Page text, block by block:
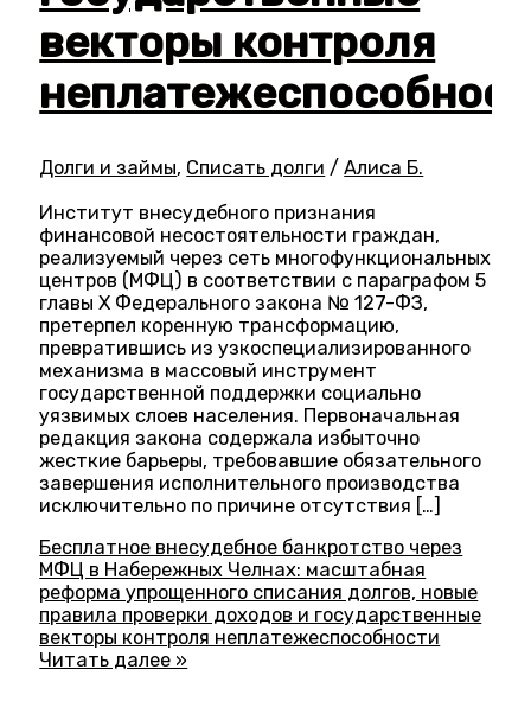
векторы контроля
Долги и займы, Списать долги /Алиса Б.
Институт внесудебного признания
финансовой несостоятельности граждан,
реализуемый через сеть многофункциональных
центров (МФЦ) в соответствии с параграфом 5
главы X Федерального закона № 127-ФЗ,
претерпел коренную трансформацию,
превратившись из узкоспециализированного
механизма в массовый инструмент
государственной поддержки социально
уязвимых слоев населения. Первоначальная
редакция закона содержала избыточно
жесткие барьеры, требовавшие обязательного
завершения исполнительного производства
исключительно по причине отсутствия […]
Бесплатное внесудебное банкротство через
МФЦ в Набережных Челнах: масштабная
реформа упрощенного списания долгов, новые
правила проверки доходов и государственные
векторы контроля неплатежеспособности
Читать далее »